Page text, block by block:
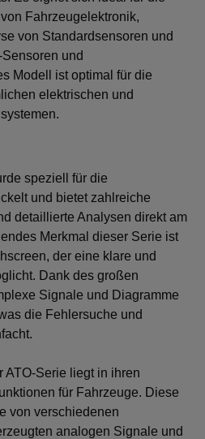
Fahrzeugelektronik,
von Standardsensoren und
und
Modell ist optimal für die
elektrischen und
speziell für die
und bietet zahlreiche
detaillierte Analysen direkt am
Merkmal dieser Serie ist
der eine klare und
Dank des großen
Signale und Diagramme
die Fehlersuche und
ATO-Serie liegt in ihren
für Fahrzeuge. Diese
von verschiedenen
analogen Signale und